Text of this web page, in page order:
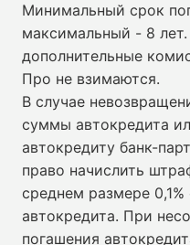
Минимальный срок
максимальный - 8
дополнительные
Про не взимаются.
В случае
суммы автокредита
автокредиту банк-
право начислить
среднем размере
автокредита. При
погашения